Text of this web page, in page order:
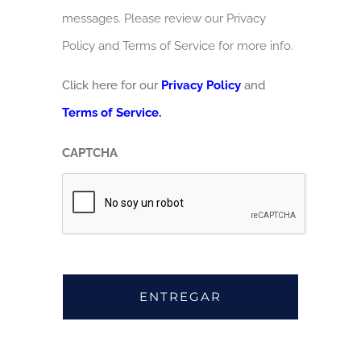
messages. Please review our Privacy
Policy and Terms of Service for more info.
Click here for our Privacy Policy and
Terms of Service.
CAPTCHA